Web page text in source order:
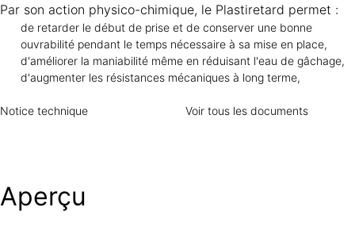
Par son action physico-chimique, le Plastiretard permet :
de retarder le début de prise et de conserver une bonne
ouvrabilité pendant le temps nécessaire à sa mise en place,
d'améliorer la maniabilité même en réduisant l'eau de gâchage,
d'augmenter les résistances mécaniques à long terme,
Notice technique Voir tous les documents
Aperçu